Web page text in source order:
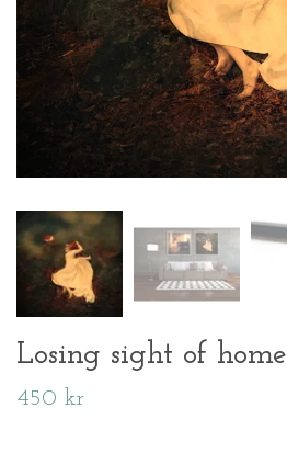
Losing sight of home
450 kr